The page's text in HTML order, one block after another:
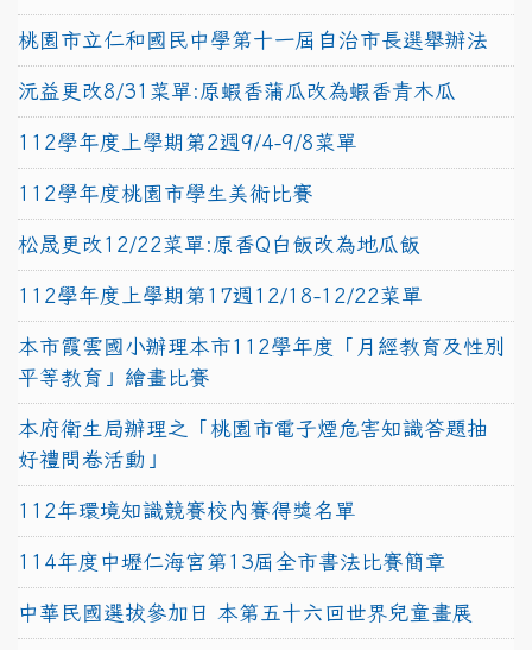
桃園市立仁和國民中學第十一屆自治市長選舉辦法
沅益更改8/31菜單:原蝦香蒲瓜改為蝦香青木瓜
112學年度上學期第2週9/4-9/8菜單
112學年度桃園市學生美術比賽
松晟更改12/22菜單:原香Q白飯改為地瓜飯
112學年度上學期第17週12/18-12/22菜單
本市霞雲國小辦理本市112學年度「月經教育及性別
平等教育」繪畫比賽
本府衛生局辦理之「桃園市電子煙危害知識答題抽
好禮問卷活動」
112年環境知識競賽校內賽得獎名單
114年度中壢仁海宮第13屆全市書法比賽簡章
中華民國選拔參加日 本第五十六回世界兒童畫展